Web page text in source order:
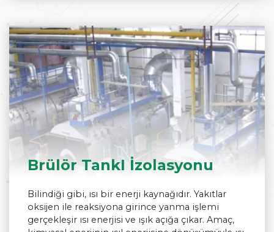
Brülör TankI İzolasyonu
Bilindiği gibi, ısı bir enerji kaynağıdır. Yakıtlar
oksijen ile reaksiyona girince yanma işlemi
gerçekleşir ısı enerjisi ve ışık açığa çıkar. Amaç,